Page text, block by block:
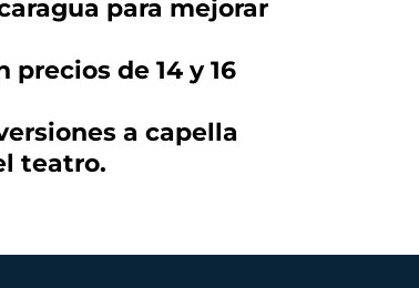
para mejorar
de 14 y 16
a capella
teatro.